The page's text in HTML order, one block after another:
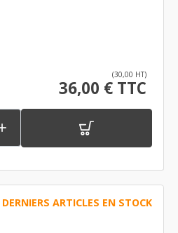
(30,00 HT)
36,00 € TTC
DERNIERS ARTICLES EN STOCK